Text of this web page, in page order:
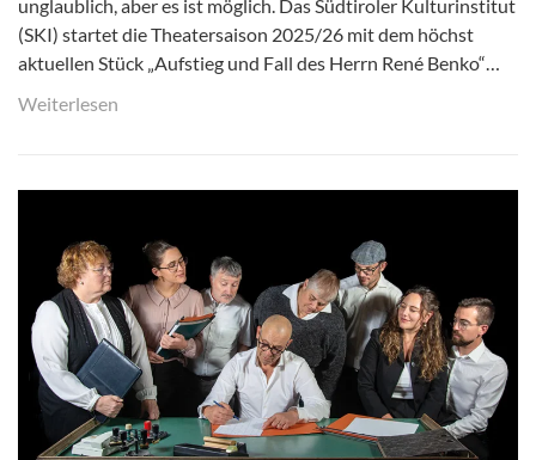
unglaublich, aber es ist möglich. Das Südtiroler Kulturinstitut
(SKI) startet die Theatersaison 2025/26 mit dem höchst
aktuellen Stück „Aufstieg und Fall des Herrn René Benko“…
Weiterlesen